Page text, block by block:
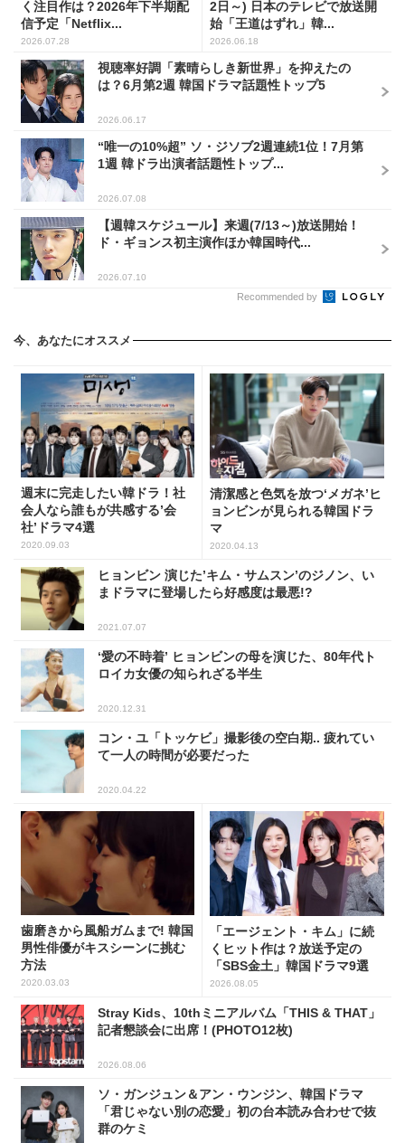
く注目作は？2026年下半期配
信予定「Netflix...
2026.07.28
2日～) 日本のテレビで放送開
始「王道はずれ」韓...
2026.06.18
視聴率好調「素晴らしき新世界」を抑えたの
は？6月第2週 韓国ドラマ話題性トップ5
2026.06.17
“唯一の10%超” ソ・ジソブ2週連続1位！7月第
1週 韓ドラ出演者話題性トップ...
2026.07.08
【週韓スケジュール】来週(7/13～)放送開始！
ド・ギョンス初主演作ほか韓国時代...
2026.07.10
Recommended by
今、あなたにオススメ
週末に完走したい韓ドラ！社
会人なら誰もが共感する’会
社’ドラマ4選
2020.09.03
清潔感と色気を放つ‘メガネ’ヒ
ョンビンが見られる韓国ドラ
マ
2020.04.13
ヒョンビン 演じた’キム・サムスン’のジノン、い
まドラマに登場したら好感度は最悪!?
2021.07.07
‘愛の不時着’ ヒョンビンの母を演じた、80年代ト
ロイカ女優の知られざる半生
2020.12.31
コン・ユ「トッケビ」撮影後の空白期.. 疲れてい
て一人の時間が必要だった
2020.04.22
歯磨きから風船ガムまで! 韓国
男性俳優がキスシーンに挑む
方法
2020.03.03
「エージェント・キム」に続
くヒット作は？放送予定の
「SBS金土」韓国ドラマ9選
2026.08.05
Stray Kids、10thミニアルバム「THIS & THAT」
記者懇談会に出席！(PHOTO12枚)
2026.08.06
ソ・ガンジュン＆アン・ウンジン、韓国ドラマ
「君じゃない別の恋愛」初の台本読み合わせで抜
群のケミ